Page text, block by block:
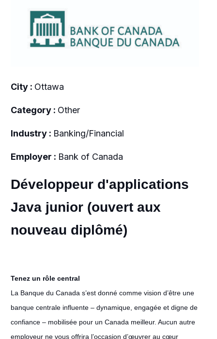
City : Ottawa
Category : Other
Industry : Banking/Financial
Employer : Bank of Canada
Développeur d'applications
Java junior (ouvert aux
nouveau diplômé)
Tenez un rôle central
La Banque du Canada s’est donné comme vision d’être une
banque centrale influente – dynamique, engagée et digne de
confiance – mobilisée pour un Canada meilleur. Aucun autre
employeur ne vous offrira l’occasion d’œuvrer au cœur